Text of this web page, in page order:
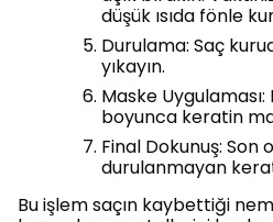
düşük ısıda fönle
Durulama: Saç
yıkayın.
Maske
boyunca keratin
Final Dokunuş: Son
durulanmayan
Bu işlem saçın kaybettiği